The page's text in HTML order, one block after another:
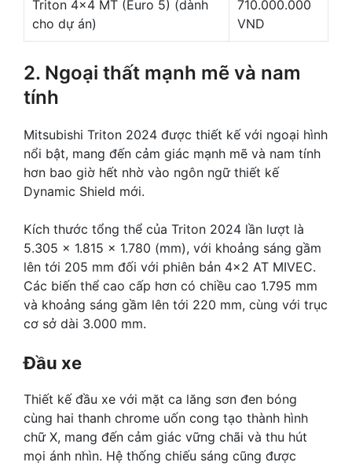
Triton 4×4 MT (Euro 5) (dành
cho dự án)
710.000.000
VND
2. Ngoại thất mạnh mẽ và nam
tính
Mitsubishi Triton 2024 được thiết kế với ngoại hình
nổi bật, mang đến cảm giác mạnh mẽ và nam tính
hơn bao giờ hết nhờ vào ngôn ngữ thiết kế
Dynamic Shield mới.
Kích thước tổng thể của Triton 2024 lần lượt là
5.305 x 1.815 x 1.780 (mm), với khoảng sáng gầm
lên tới 205 mm đối với phiên bản 4×2 AT MIVEC.
Các biến thể cao cấp hơn có chiều cao 1.795 mm
và khoảng sáng gầm lên tới 220 mm, cùng với trục
cơ sở dài 3.000 mm.
Đầu xe
Thiết kế đầu xe với mặt ca lăng sơn đen bóng
cùng hai thanh chrome uốn cong tạo thành hình
chữ X, mang đến cảm giác vững chãi và thu hút
mọi ánh nhìn. Hệ thống chiếu sáng cũng được